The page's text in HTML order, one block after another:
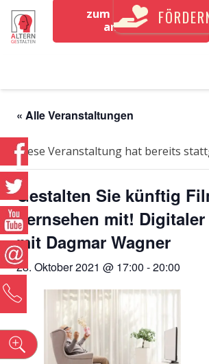
zum Newsletter
anmelden
« Alle Veranstaltungen
Diese Veranstaltung hat bereits
Gestalten Sie künftig
Fernsehen mit!
mit Dagmar Wagner
28. Oktober 2021 @ 17:00 -20:00